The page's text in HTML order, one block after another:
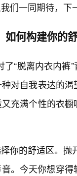
们一同期待，下
何构建你的
了“脱离内衣内
对自我表达的
充满个性的衣
你的舒适区。抛
。今天你想穿